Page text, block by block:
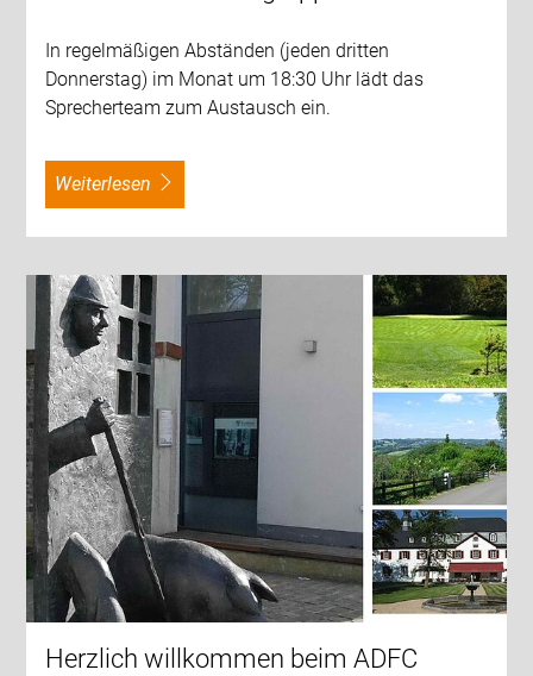
In regelmäßigen Abständen (jeden dritten
Donnerstag) im Monat um 18:30 Uhr lädt das
Sprecherteam zum Austausch ein.
weiterlesen
Herzlich willkommen beim ADFC